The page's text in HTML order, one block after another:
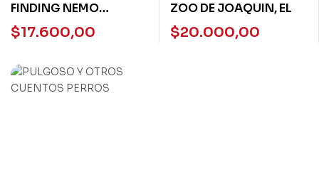
FINDING NEMO
PEARSON ENGLISH
KIDS
$17.600,00
ZOO DE JOAQUIN, EL
$20.000,00